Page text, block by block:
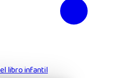
libro infantil